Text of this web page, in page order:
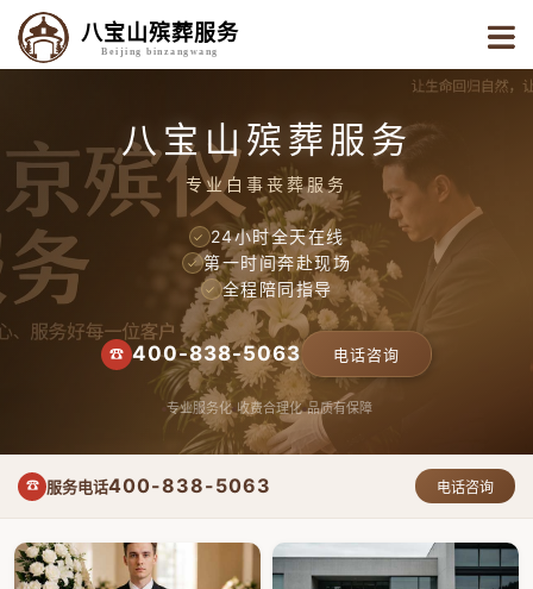
八宝山殡葬服务
Beijing binzangwang
八宝山殡葬服务
专业白事丧葬服务
✓ 24小时全天在线
✓ 第一时间奔赴现场
✓ 全程陪同指导
☎ 400-838-5063 电话咨询
专业服务化 收费合理化 品质有保障
☎ 服务电话400-838-5063 电话咨询